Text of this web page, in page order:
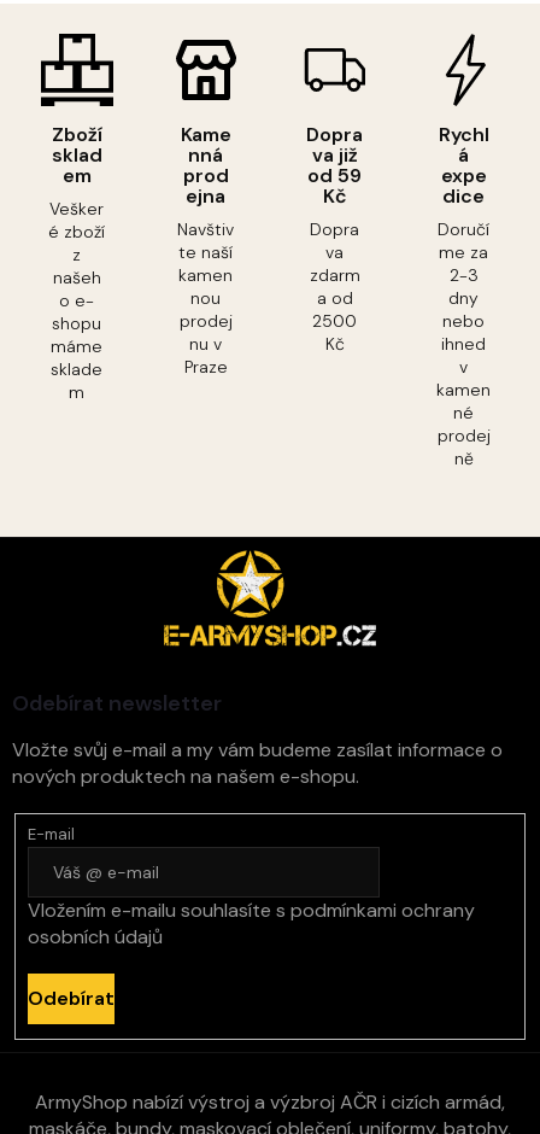
Zboží
sklad
em
Vešker
é zboží
z
našeh
o e-
shopu
máme
sklade
m
Kame
nná
prod
ejna
Navštiv
te naší
kamen
nou
prodej
nu v
Praze
Dopra
va již
od 59
Kč
Dopra
va
zdarm
a od
2500
Kč
Rychl
á
expe
dice
Doručí
me za
2-3
dny
nebo
ihned
v
kamen
né
prodej
ně
Odebírat newsletter
Vložte svůj e-mail a my vám budeme zasílat informace o
nových produktech na našem e-shopu.
E-mail
Vložením e-mailu souhlasíte s podmínkami ochrany
osobních údajů
Odebírat
ArmyShop nabízí výstroj a výzbroj AČR i cizích armád,
maskáče, bundy, maskovací oblečení, uniformy, batohy,